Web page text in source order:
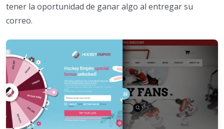
tener la oportunidad de ganar algo al entregar su
correo.